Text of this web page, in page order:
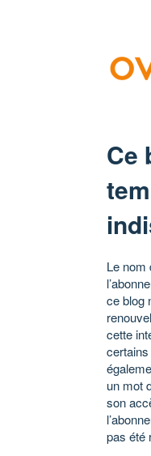
Ce
Le nom
ce blog
cette
un mot
son
pas été